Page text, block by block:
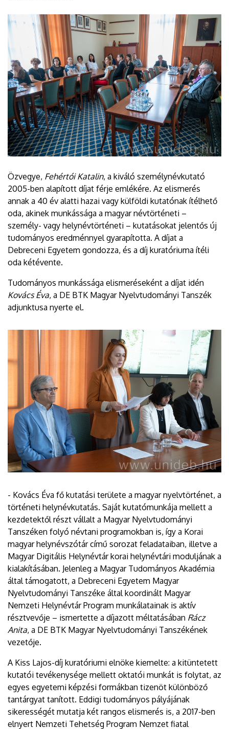
Özvegye, Fehértói Katalin, a kiváló személynévkutató
2005-ben alapított díjat férje emlékére. Az elismerés
annak a 40 év alatti hazai vagy külföldi kutatónak ítélhető
oda, akinek munkássága a magyar névtörténeti –
személy- vagy helynévtörténeti – kutatásokat jelentős új
tudományos eredménnyel gyarapította. A díjat a
Debreceni Egyetem gondozza, és a díj kuratóriuma ítéli
oda kétévente.
Tudományos munkássága elismeréseként a díjat idén
Kovács Éva, a DE BTK Magyar Nyelvtudományi Tanszék
adjunktusa nyerte el.
- Kovács Éva fő kutatási területe a magyar nyelvtörténet, a
történeti helynévkutatás. Saját kutatómunkája mellett a
kezdetektől részt vállalt a Magyar Nyelvtudományi
Tanszéken folyó névtani programokban is, így a Korai
magyar helynévszótár című sorozat feladataiban, illetve a
Magyar Digitális Helynévtár korai helynévtári moduljának a
kialakításában. Jelenleg a Magyar Tudományos Akadémia
által támogatott, a Debreceni Egyetem Magyar
Nyelvtudományi Tanszéke által koordinált Magyar
Nemzeti Helynévtár Program munkálatainak is aktív
résztvevője – ismertette a díjazott méltatásában Rácz
Anita, a DE BTK Magyar Nyelvtudományi Tanszékének
vezetője.
A Kiss Lajos-díj kuratóriumi elnöke kiemelte: a kitüntetett
kutatói tevékenysége mellett oktatói munkát is folytat, az
egyes egyetemi képzési formákban tizenöt különböző
tantárgyat tanított. Eddigi tudományos pályájának
sikerességét mutatja két rangos elismerés is, a 2017-ben
elnyert Nemzeti Tehetség Program Nemzet fiatal